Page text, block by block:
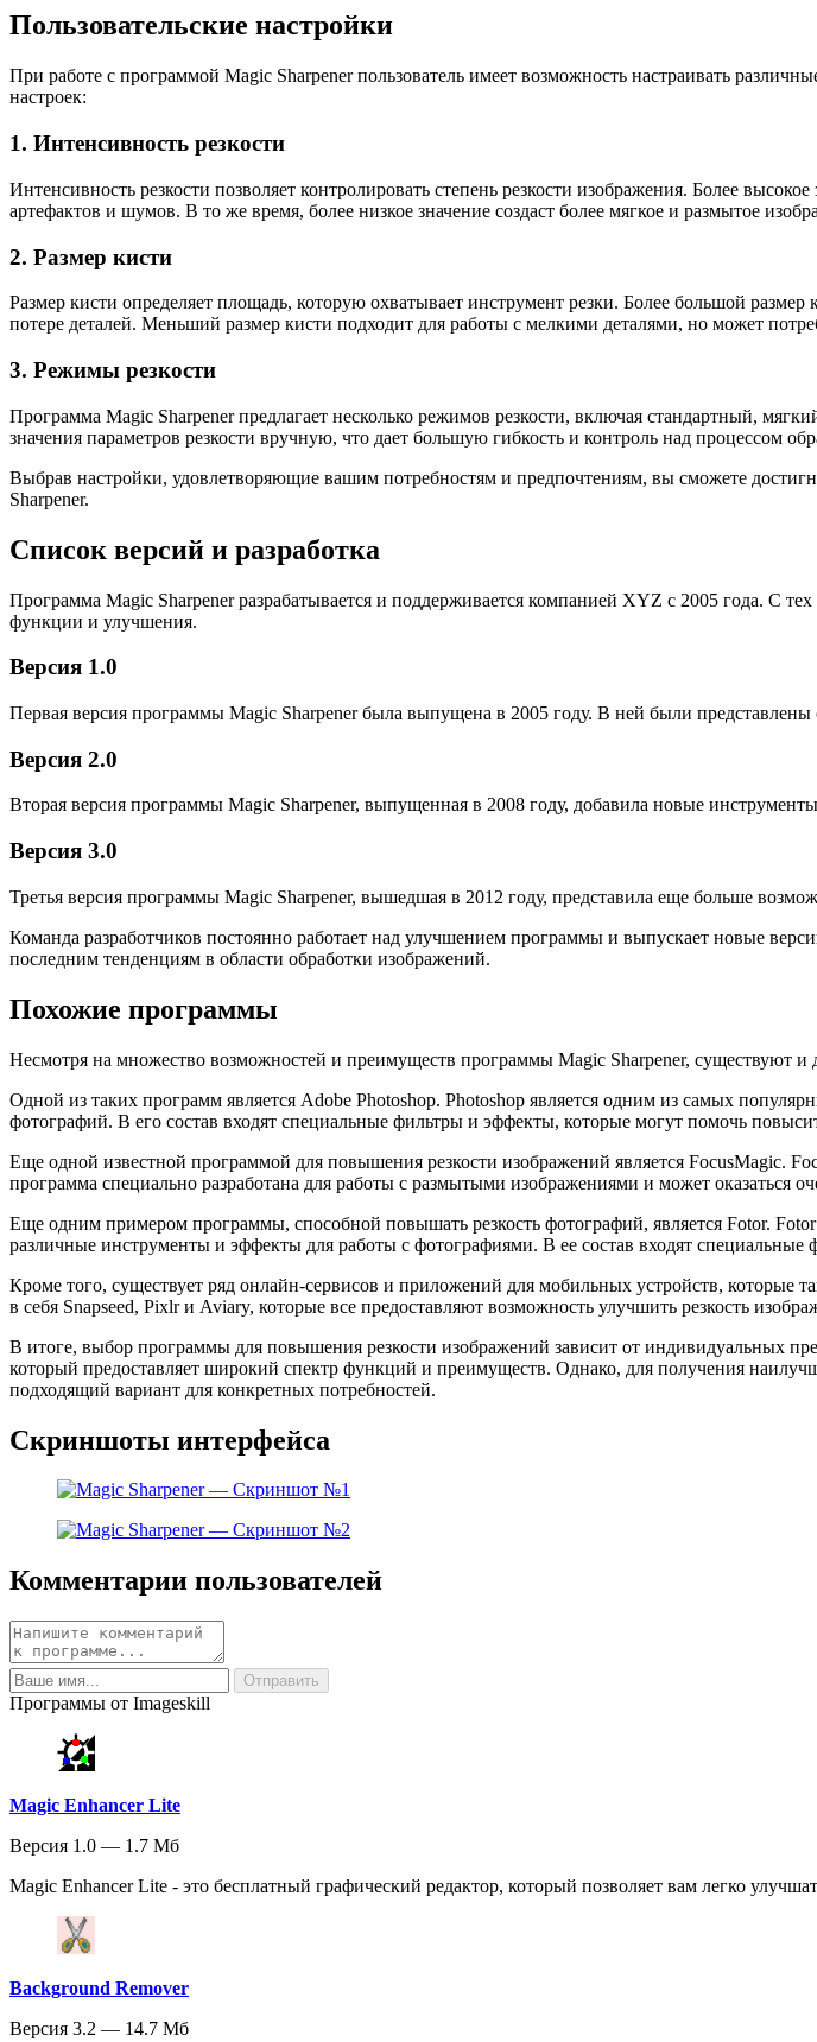
Пользовательские настройки
При работе с программой Magic Sharpener пользователь имеет возможность настраивать
настроек:
1. Интенсивность резкости
Интенсивность резкости позволяет контролировать степень резкости изображения. Более
артефактов и шумов. В то же время, более низкое значение создаст более мягкое и размытое
2. Размер кисти
Размер кисти определяет площадь, которую охватывает инструмент резки. Более большой
потере деталей. Меньший размер кисти подходит для работы с мелкими деталями, но может
3. Режимы резкости
Программа Magic Sharpener предлагает несколько режимов резкости, включая стандартный,
значения параметров резкости вручную, что дает большую гибкость и контроль над процессом
Выбрав настройки, удовлетворяющие вашим потребностям и предпочтениям, вы сможете
Sharpener.
Список версий и разработка
Программа Magic Sharpener разрабатывается и поддерживается компанией XYZ с 2005 года. С
функции и улучшения.
Версия 1.0
Первая версия программы Magic Sharpener была выпущена в 2005 году. В ней были
Версия 2.0
Вторая версия программы Magic Sharpener, выпущенная в 2008 году, добавила новые
Версия 3.0
Третья версия программы Magic Sharpener, вышедшая в 2012 году, представила еще больше
Команда разработчиков постоянно работает над улучшением программы и выпускает новые
последним тенденциям в области обработки изображений.
Похожие программы
Несмотря на множество возможностей и преимуществ программы Magic Sharpener, существуют
Одной из таких программ является Adobe Photoshop. Photoshop является одним из самых
фотографий. В его состав входят специальные фильтры и эффекты, которые могут помочь
Еще одной известной программой для повышения резкости изображений является FocusMagic.
программа специально разработана для работы с размытыми изображениями и может оказаться
Еще одним примером программы, способной повышать резкость фотографий, является Fotor.
различные инструменты и эффекты для работы с фотографиями. В ее состав входят специальные
Кроме того, существует ряд онлайн-сервисов и приложений для мобильных устройств,
в себя Snapseed, Pixlr и Aviary, которые все предоставляют возможность улучшить резкость
В итоге, выбор программы для повышения резкости изображений зависит от индивидуальных
который предоставляет широкий спектр функций и преимуществ. Однако, для получения
подходящий вариант для конкретных потребностей.
Скриншоты интерфейса
Комментарии пользователей
Программы от Imageskill
Magic Enhancer Lite
Версия 1.0 — 1.7 Мб
Magic Enhancer Lite - это бесплатный графический редактор, который позволяет вам легко
Background Remover
Версия 3.2 — 14.7 Мб